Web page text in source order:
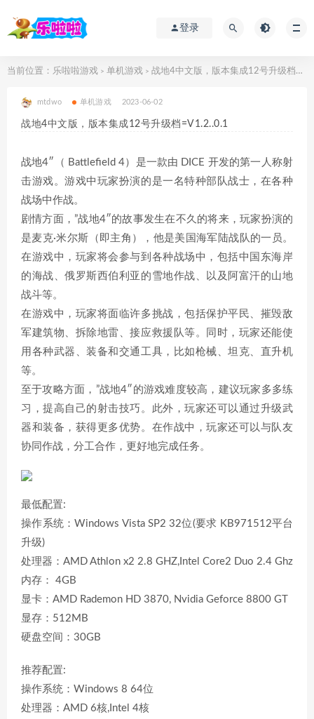
登录
当前位置： 乐啦啦游戏 > 单机游戏 > 战地4中文版，版本集成12号升级档=V1.2..0.1
mtdwo 单机游戏 2023-06-02
战地4中文版，版本集成12号升级档=V1.2..0.1
战地4″（ Battlefield 4）是一款由 DICE 开发的第一人称射
击游戏。游戏中玩家扮演的是一名特种部队战士，在各种
战场中作战。
剧情方面，”战地4″的故事发生在不久的将来，玩家扮演的
是麦克·米尔斯（即主角），他是美国海军陆战队的一员。
在游戏中，玩家将会参与到各种战场中，包括中国东海岸
的海战、俄罗斯西伯利亚的雪地作战、以及阿富汗的山地
战斗等。
在游戏中，玩家将面临许多挑战，包括保护平民、摧毁敌
军建筑物、拆除地雷、接应救援队等。同时，玩家还能使
用各种武器、装备和交通工具，比如枪械、坦克、直升机
等。
至于攻略方面，”战地4″的游戏难度较高，建议玩家多多练
习，提高自己的射击技巧。此外，玩家还可以通过升级武
器和装备，获得更多优势。在作战中，玩家还可以与队友
协同作战，分工合作，更好地完成任务。
最低配置:
操作系统：Windows Vista SP2 32位(要求 KB971512平台
升级)
处理器：AMD Athlon x2 2.8 GHZ,Intel Core2 Duo 2.4 Ghz
内存： 4GB
显卡：AMD Rademon HD 3870, Nvidia Geforce 8800 GT
显存：512MB
硬盘空间：30GB
推荐配置:
操作系统：Windows 8 64位
处理器：AMD 6核,Intel 4核